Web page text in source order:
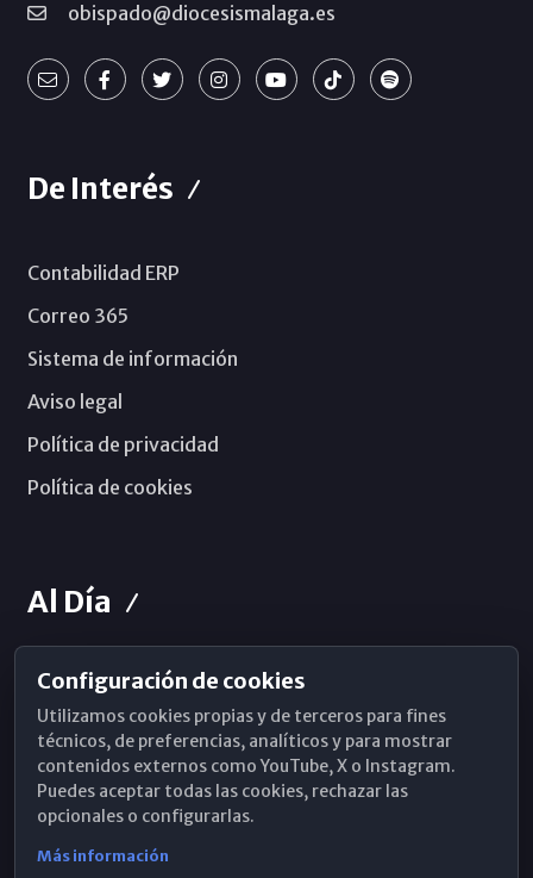
obispado@diocesismalaga.es
De Interés
Contabilidad ERP
Correo 365
Sistema de información
Aviso legal
Política de privacidad
Política de cookies
Al Día
Horarios de Misa
Hemeroteca
WhatsApp
Configuración de cookies
Utilizamos cookies propias y de terceros para fines
técnicos, de preferencias, analíticos y para mostrar
contenidos externos como YouTube, X o Instagram.
Puedes aceptar todas las cookies, rechazar las
opcionales o configurarlas.
Más información